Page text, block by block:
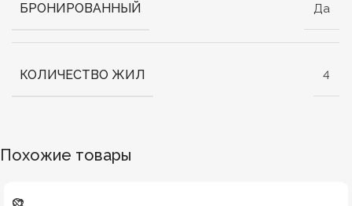
БРОНИРОВАННЫЙ Да
КОЛИЧЕСТВО ЖИЛ 4
Похожие товары